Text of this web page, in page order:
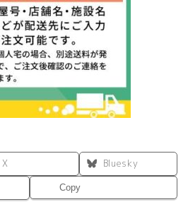
X
Bluesky
Copy